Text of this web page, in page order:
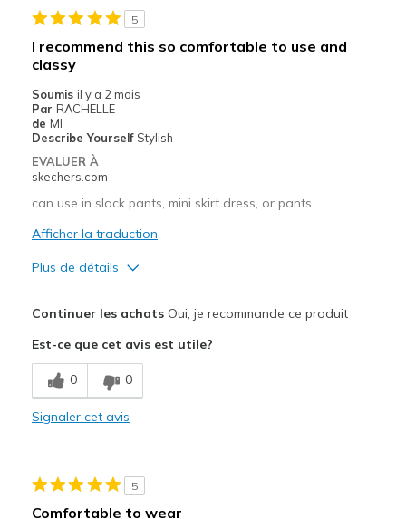
Les meilleures utilisations
Casual Wear
Going Out
Travel
Width
Feels half size too big
5
I recommend this so comfortable to use and
classy
Soumis il y a 2 mois
Par RACHELLE
de MI
Describe Yourself Stylish
EVALUER À
skechers.com
can use in slack pants, mini skirt dress, or pants
Afficher la traduction
Plus de détails
Breathe Well
Comfortable
Les meilleures utilisations
Continuer les achatsOui, je recommande ce produit
Est-ce que cet avis est utile?
0 0
Signaler cet avis
5
Comfortable to wear